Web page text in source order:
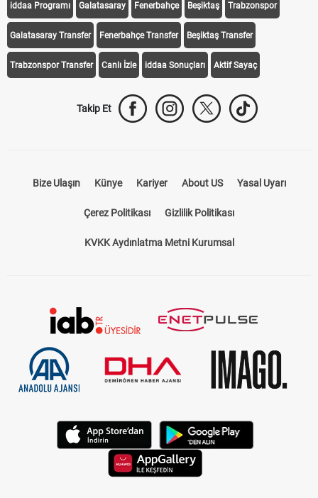
iddaa Programı Galatasaray Fenerbahçe Beşiktaş Trabzonspor
Galatasaray Transfer Fenerbahçe Transfer Beşiktaş Transfer
Trabzonspor Transfer Canlı İzle iddaa Sonuçları Aktif Sayaç
Takip Et
Bize Ulaşın Künye Kariyer About US Yasal Uyarı
Çerez Politikası Gizlilik Politikası
KVKK Aydınlatma Metni Kurumsal